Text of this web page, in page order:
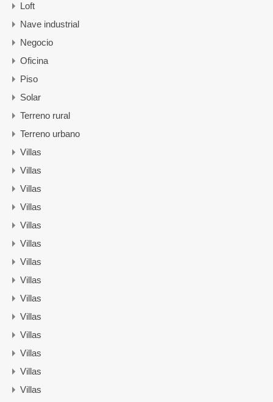
Loft
Nave industrial
Negocio
Oficina
Piso
Solar
Terreno rural
Terreno urbano
Villas
Villas
Villas
Villas
Villas
Villas
Villas
Villas
Villas
Villas
Villas
Villas
Villas
Villas